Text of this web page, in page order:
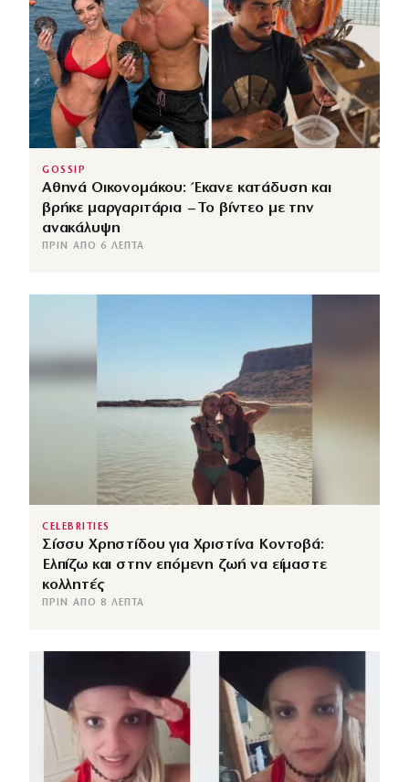
GOSSIP
Αθηνά Οικονομάκου: Έκανε κατάδυση και
βρήκε μαργαριτάρια – Το βίντεο με την
ανακάλυψη
ΠΡΙΝ ΑΠΌ 6 ΛΕΠΤΆ
CELEBRITIES
Σίσσυ Χρηστίδου για Χριστίνα Κοντοβά:
Ελπίζω και στην επόμενη ζωή να είμαστε
κολλητές
ΠΡΙΝ ΑΠΌ 8 ΛΕΠΤΆ